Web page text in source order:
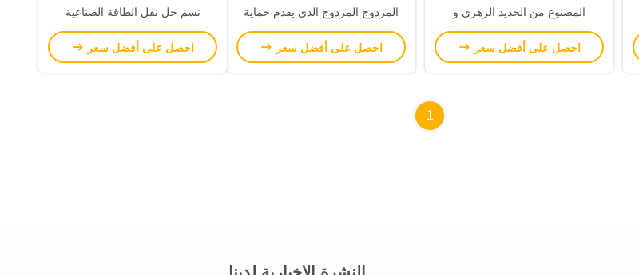
المصنوع من الحديد الزهري و
20CrMnTi و كفاءة تصل إلى 95 في
المئة للعمل
احصل على أفضل سعر
المزدوج المزدوج الذي يقدم حماية
C5 من التآكل لتحسين المتانة وطول
عمر الخدمة
احصل على أفضل سعر
نسم حل نقل الطاقة الصناعية
احصل على أفضل سعر
1